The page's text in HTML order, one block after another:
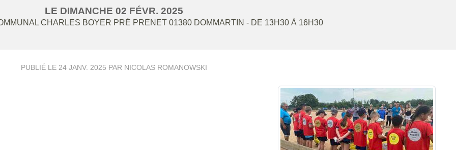
LE DIMANCHE 02 FÉVR. 2025
CHARLES BOYER PRÉ PRENET 01380 DOMMARTIN - DE 13H30 À 16H30
PUBLIÉ LE 24 JANV. 2025 PAR NICOLAS ROMANOWSKI